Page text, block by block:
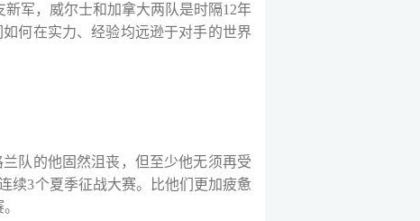
军，威尔士和加拿大两队是时隔12年
何在实力、经验均远逊于对手的世界
队的他固然沮丧，但至少他无须再受
续3个夏季征战大赛。比他们更加疲惫